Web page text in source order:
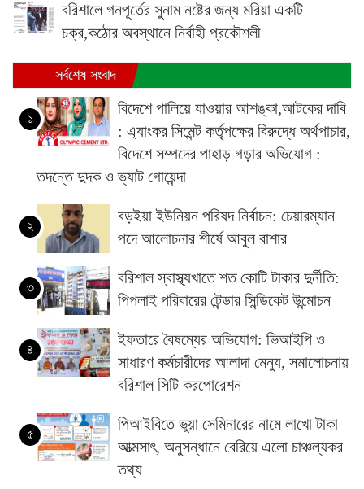
বরিশালে গনপূর্তের সুনাম নষ্টের জন্য মরিয়া একটি
চক্র,কঠোর অবস্থানে নির্বাহী প্রকৌশলী
সর্বশেষ সংবাদ
১
বিদেশে পালিয়ে যাওয়ার আশঙ্কা,আটকের দাবি
: এ্যাংকর সিমেন্ট কর্তৃপক্ষের বিরুদ্ধে অর্থপাচার,
বিদেশে সম্পদের পাহাড় গড়ার অভিযোগ :
তদন্তে দুদক ও ভ্যাট গোয়েন্দা
২
বড়ইয়া ইউনিয়ন পরিষদ নির্বাচন: চেয়ারম্যান
পদে আলোচনার শীর্ষে আবুল বাশার
৩
বরিশাল স্বাস্থ্যখাতে শত কোটি টাকার দুর্নীতি:
পিপলাই পরিবারের টেন্ডার সিন্ডিকেট উন্মোচন
৪
ইফতারে বৈষম্যের অভিযোগ: ভিআইপি ও
সাধারণ কর্মচারীদের আলাদা মেন্যু, সমালোচনায়
বরিশাল সিটি করপোরেশন
৫
পিআইবিতে ভুয়া সেমিনারের নামে লাখো টাকা
আত্মসাৎ, অনুসন্ধানে বেরিয়ে এলো চাঞ্চল্যকর
তথ্য